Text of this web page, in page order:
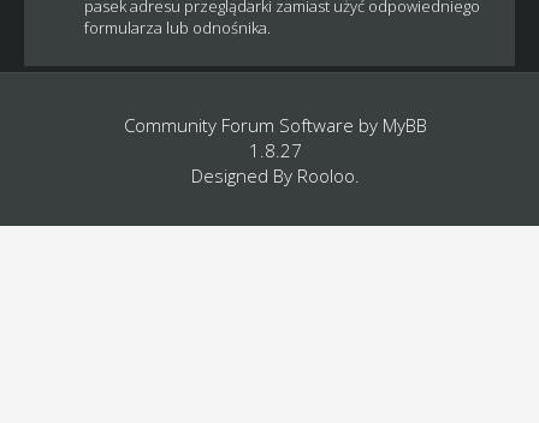
pasek adresu przeglądarki zamiast użyć odpowiedniego
formularza lub odnośnika.
Community Forum Software by MyBB
1.8.27
Designed By Rooloo.